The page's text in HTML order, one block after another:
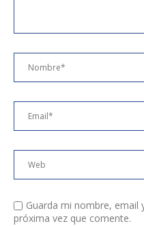
Guarda mi nombre, email
próxima vez que comente.